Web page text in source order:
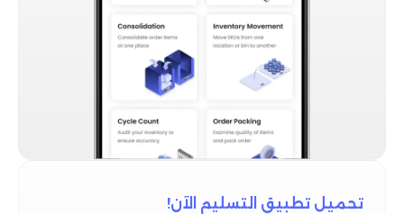
تحميل تطبيق التسليم الآن!